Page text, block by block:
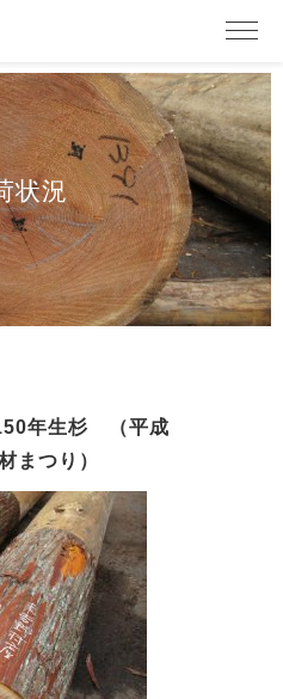
状況
年生杉 （平成
まつり）